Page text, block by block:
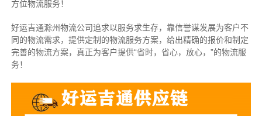
方位物流服务！
好运吉通滁州物流公司追求以服务求生存，靠信誉谋发展为客户不
同的物流需求，提供定制的物流服务方案，给出精确的报价和制定
完善的物流方案，真正为客户提供“省时，省心，放心，”的物流服
务！